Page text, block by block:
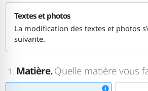
Textes et photos
La modification des textes et photos
suivante.
1. Matière.Quelle matière vous